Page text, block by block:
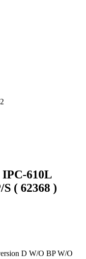
610L
( 62368 )
D W/O BP W/O